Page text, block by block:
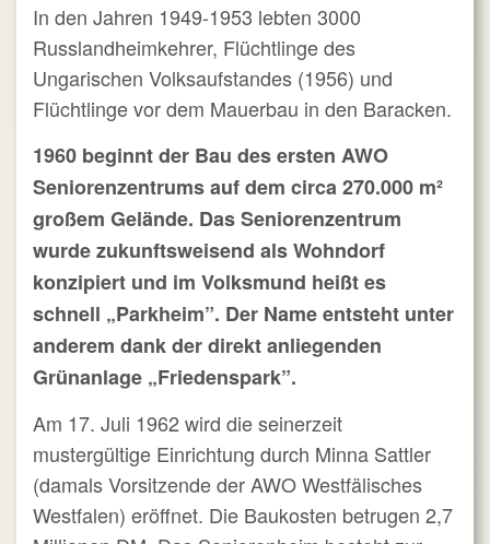
In den Jahren 1949-1953 lebten 3000
Russlandheimkehrer, Flüchtlinge des
Ungarischen Volksaufstandes (1956) und
Flüchtlinge vor dem Mauerbau in den Baracken.
1960 beginnt der Bau des ersten AWO
Seniorenzentrums auf dem circa 270.000 m²
großem Gelände. Das Seniorenzentrum
wurde zukunftsweisend als Wohndorf
konzipiert und im Volksmund heißt es
schnell „Parkheim”. Der Name entsteht unter
anderem dank der direkt anliegenden
Grünanlage „Friedenspark”.
Am 17. Juli 1962 wird die seinerzeit
mustergültige Einrichtung durch Minna Sattler
(damals Vorsitzende der AWO Westfälisches
Westfalen) eröffnet. Die Baukosten betrugen 2,7